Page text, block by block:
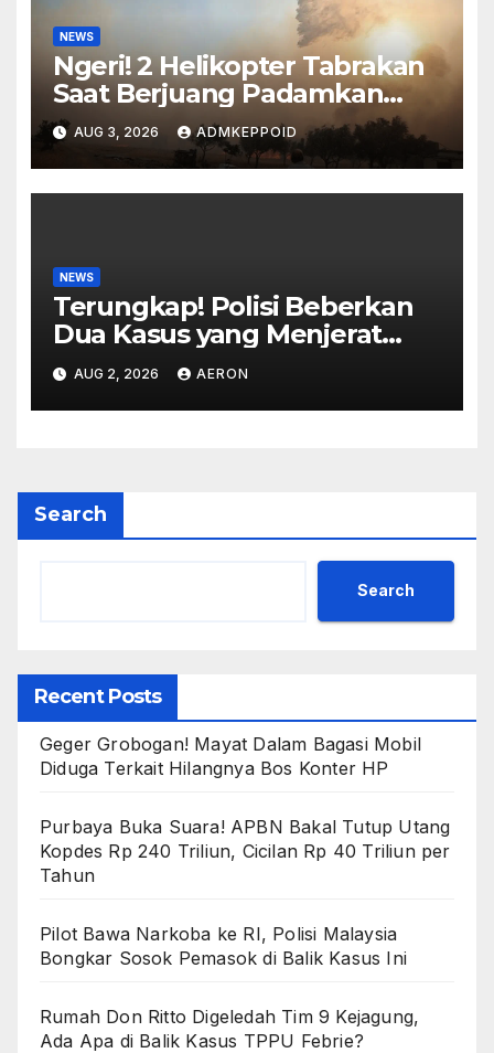
NEWS
Ngeri! 2 Helikopter Tabrakan
Saat Berjuang Padamkan
Kebakaran Hebat di Yunani
AUG 3, 2026 ADMKEPPOID
NEWS
Terungkap! Polisi Beberkan
Dua Kasus yang Menjerat
Presenter Vicky Prasetyo
AUG 2, 2026 AERON
Search
Search
Recent Posts
Geger Grobogan! Mayat Dalam Bagasi Mobil
Diduga Terkait Hilangnya Bos Konter HP
Purbaya Buka Suara! APBN Bakal Tutup Utang
Kopdes Rp 240 Triliun, Cicilan Rp 40 Triliun per
Tahun
Pilot Bawa Narkoba ke RI, Polisi Malaysia
Bongkar Sosok Pemasok di Balik Kasus Ini
Rumah Don Ritto Digeledah Tim 9 Kejagung,
Ada Apa di Balik Kasus TPPU Febrie?